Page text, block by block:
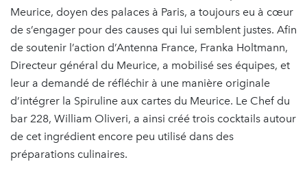
Meurice, doyen des palaces à Paris, a toujours eu à cœur
de s’engager pour des causes qui lui semblent justes. Afin
de soutenir l’action d’Antenna France, Franka Holtmann,
Directeur général du Meurice, a mobilisé ses équipes, et
leur a demandé de réfléchir à une manière originale
d’intégrer la Spiruline aux cartes du Meurice. Le Chef du
bar 228, William Oliveri, a ainsi créé trois cocktails autour
de cet ingrédient encore peu utilisé dans des
préparations culinaires.